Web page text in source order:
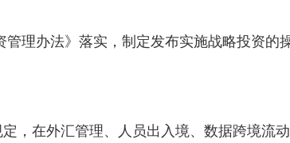
理办法》落实，制定发布实施战略投资的
，在外汇管理、人员出入境、数据跨境流